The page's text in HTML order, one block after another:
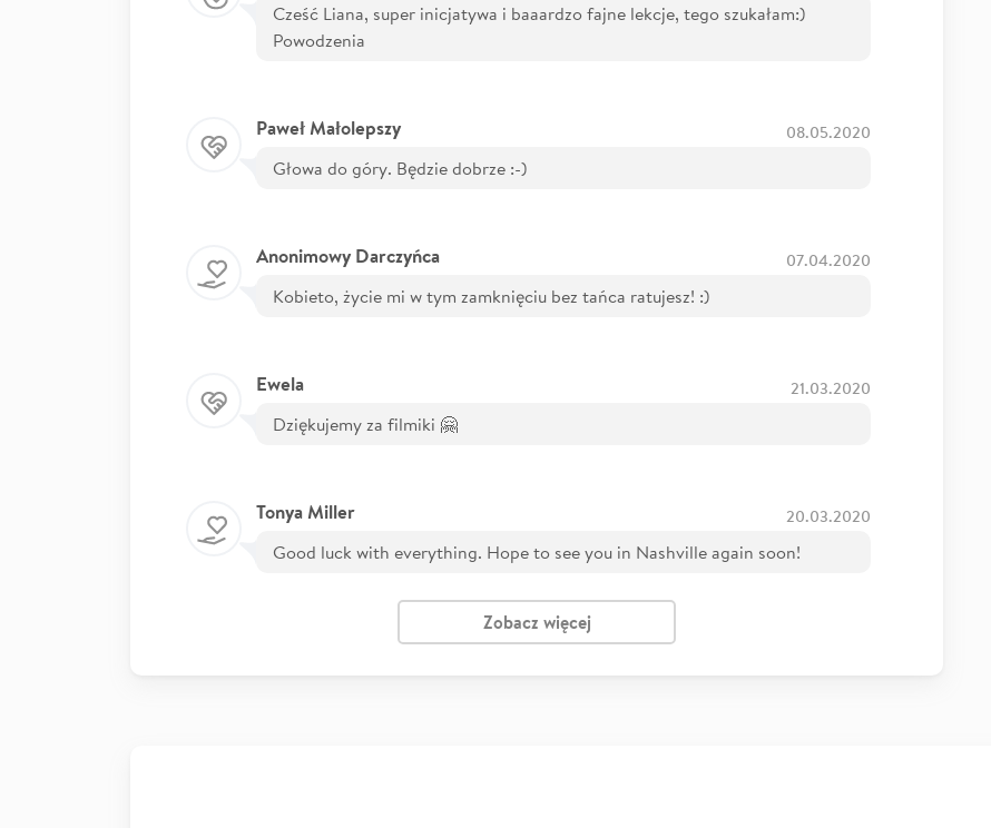
Cześć Liana, super inicjatywa i baaardzo fajne lekcje, tego szukałam:)
Powodzenia
Paweł Małolepszy 08.05.2020
Głowa do góry. Będzie dobrze :-)
Anonimowy Darczyńca 07.04.2020
Kobieto, życie mi w tym zamknięciu bez tańca ratujesz! :)
Ewela 21.03.2020
Dziękujemy za filmiki 🤗
Tonya Miller 20.03.2020
Good luck with everything. Hope to see you in Nashville again soon!
Zobacz więcej